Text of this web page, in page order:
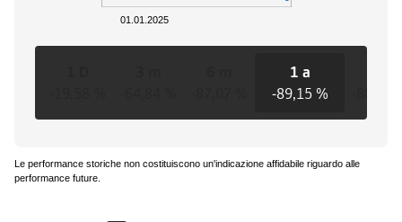
01.01.2025
1 a
-89,15 %
Le performance storiche non costituiscono un'indicazione affidabile riguardo alle
performance future.